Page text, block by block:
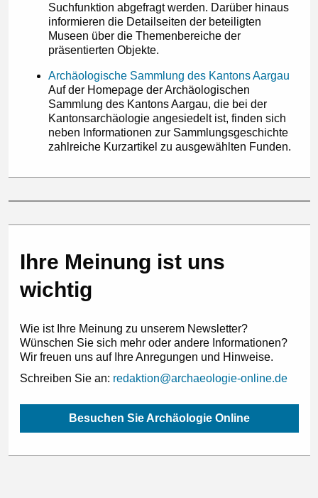
Suchfunktion abgefragt werden. Darüber hinaus
informieren die Detailseiten der beteiligten
Museen über die Themenbereiche der
präsentierten Objekte.
Archäologische Sammlung des Kantons Aargau
Auf der Homepage der Archäologischen
Sammlung des Kantons Aargau, die bei der
Kantonsarchäologie angesiedelt ist, finden sich
neben Informationen zur Sammlungsgeschichte
zahlreiche Kurzartikel zu ausgewählten Funden.
Ihre Meinung ist uns
wichtig
Wie ist Ihre Meinung zu unserem Newsletter?
Wünschen Sie sich mehr oder andere Informationen?
Wir freuen uns auf Ihre Anregungen und Hinweise.
Schreiben Sie an: redaktion@archaeologie-online.de
Besuchen Sie Archäologie Online